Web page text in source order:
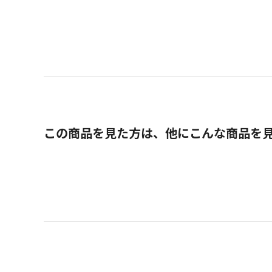
この商品を見た方は、他にこんな商品を